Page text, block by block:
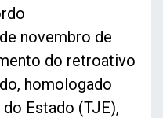
novembro de
do retroativo
homologado
Estado (TJE),